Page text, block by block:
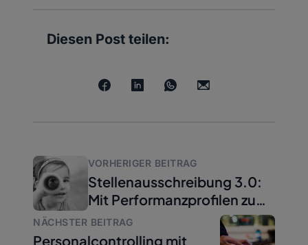
Diesen Post teilen:
VORHERIGER BEITRAG
Stellenausschreibung 3.0:
Mit Performanzprofilen zum
passenden Personal
NÄCHSTER BEITRAG
Personalcontrolling mit